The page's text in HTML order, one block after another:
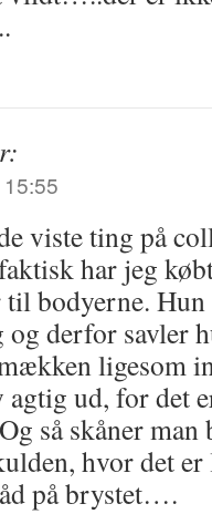
viste ting på
har jeg
bodyerne. Hun
derfor savler
ligesom
agtig ud, for det
så skåner
hvor det er
på brystet….